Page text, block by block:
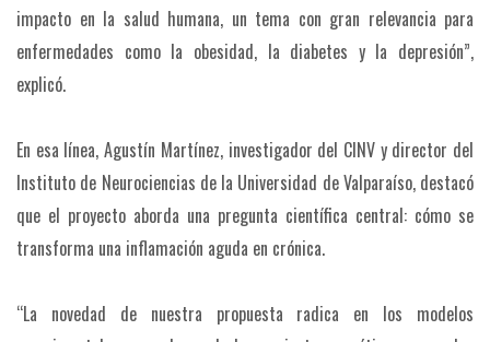
impacto en la salud humana, un tema con gran relevancia para
enfermedades como la obesidad, la diabetes y la depresión”,
explicó.
En esa línea, Agustín Martínez, investigador del CINV y director del
Instituto de Neurociencias de la Universidad de Valparaíso, destacó
que el proyecto aborda una pregunta científica central: cómo se
transforma una inflamación aguda en crónica.
“La novedad de nuestra propuesta radica en los modelos